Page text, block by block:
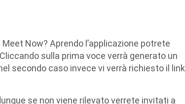
Now? Aprendo l’applicazione potrete
Cliccando sulla prima voce verrà generato un
secondo caso invece vi verrà richiesto il link
se non viene rilevato verrete invitati a